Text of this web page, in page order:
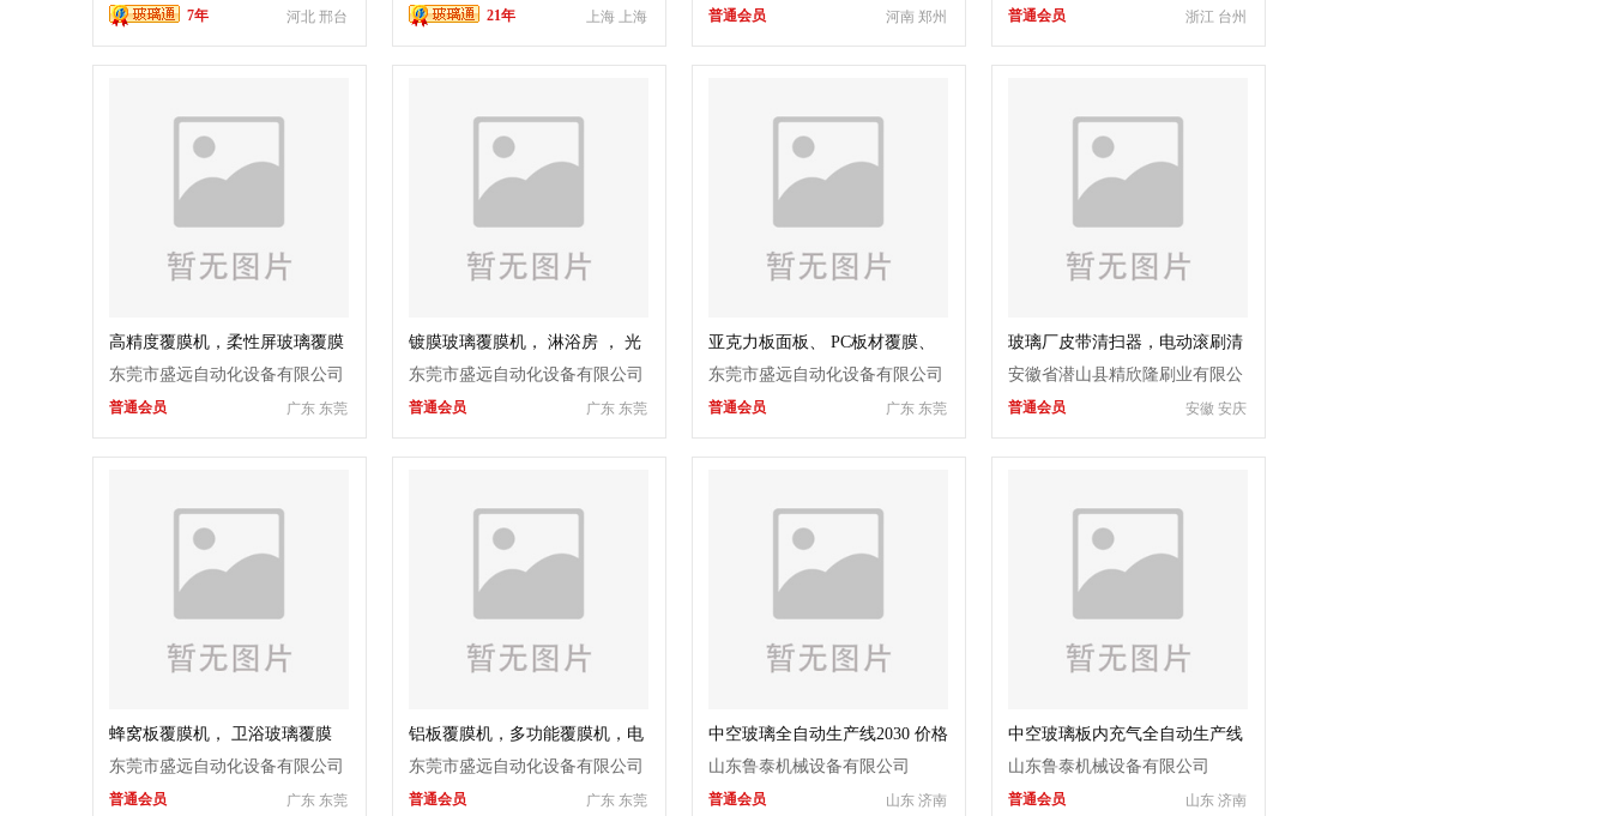
河北 邢台
7年 上海 上海
21年 河南 郑州
普通会员 浙江 台州
普通会员
高精度覆膜机，柔性屏玻璃覆膜
机，钢化玻璃贴膜机
东莞市盛远自动化设备有限公司
广东 东莞
普通会员
镀膜玻璃覆膜机， 淋浴房 ， 光
学玻璃覆膜机， 在线离线使用
东莞市盛远自动化设备有限公司
广东 东莞
普通会员
亚克力板面板、 PC板材覆膜、
贴膜机、电子玻璃覆膜机 光学膜
片 大型PVC覆膜机
东莞市盛远自动化设备有限公司
广东 东莞
普通会员
玻璃厂皮带清扫器，电动滚刷清
扫器
安徽省潜山县精欣隆刷业有限公
司 安徽 安庆
普通会员
蜂窝板覆膜机， 卫浴玻璃覆膜
机，非标定制
东莞市盛远自动化设备有限公司
广东 东莞
普通会员
铝板覆膜机，多功能覆膜机，电
子玻璃覆膜机
东莞市盛远自动化设备有限公司
广东 东莞
普通会员
中空玻璃全自动生产线2030 价格
电议
山东鲁泰机械设备有限公司
山东 济南
普通会员
中空玻璃板内充气全自动生产线
2535 价格电议
山东鲁泰机械设备有限公司
山东 济南
普通会员